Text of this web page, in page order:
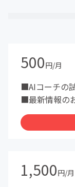
500円/月
■AIコーチの
■最新情報の
1,500円/月